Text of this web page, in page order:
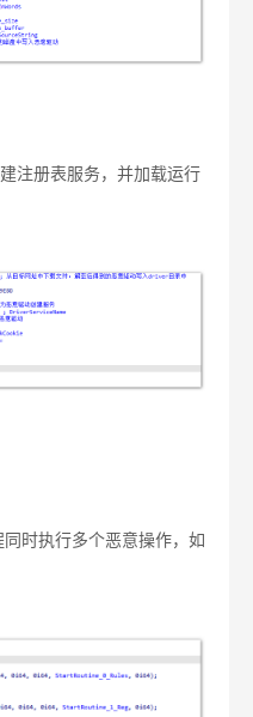
注册表服务，并加载运行
时执行多个恶意操作，如